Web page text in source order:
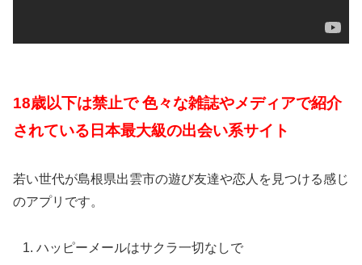
18歳以下は禁止で 色々な雑誌やメディアで紹介
されている日本最大級の出会い系サイト
若い世代が島根県出雲市の遊び友達や恋人を見つける感じ
のアプリです。
ハッピーメールはサクラ一切なしで